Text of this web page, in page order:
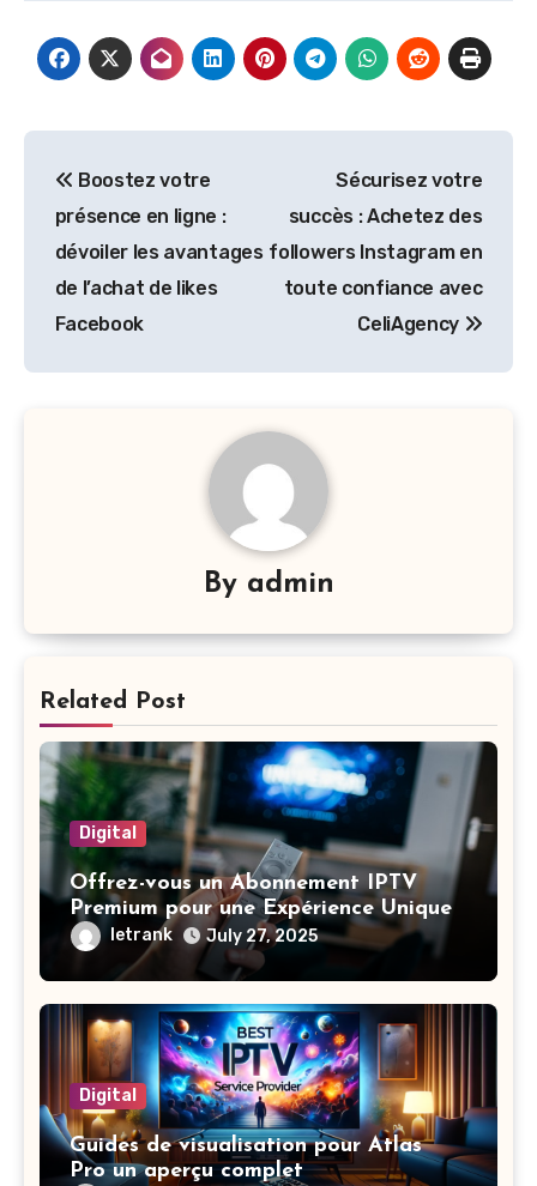
navigation
Boostez votre
présence en ligne :
dévoiler les avantages
de l’achat de likes
Facebook
Sécurisez votre
succès : Achetez des
followers Instagram en
toute confiance avec
CeliAgency
By admin
Related Post
Digital
Offrez-vous un Abonnement IPTV
Premium pour une Expérience Unique
letrank July 27, 2025
Digital
Guides de visualisation pour Atlas
Pro un aperçu complet